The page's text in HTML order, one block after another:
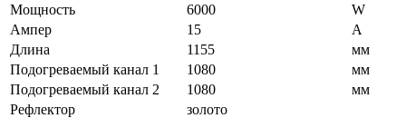
Мощность
6000
W
Ампер
15
A
Длина
1155
мм
Подогреваемый канал 1
1080
мм
Подогреваемый канал 2
1080
мм
Рефлектор
золото